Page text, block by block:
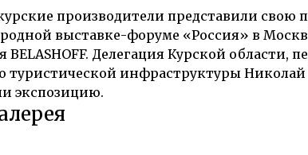
производители представили свою
выставке-форуме «Россия» в
BELASHOFF. Делегация Курской области,
туристической инфраструктуры Николай
экспозицию.